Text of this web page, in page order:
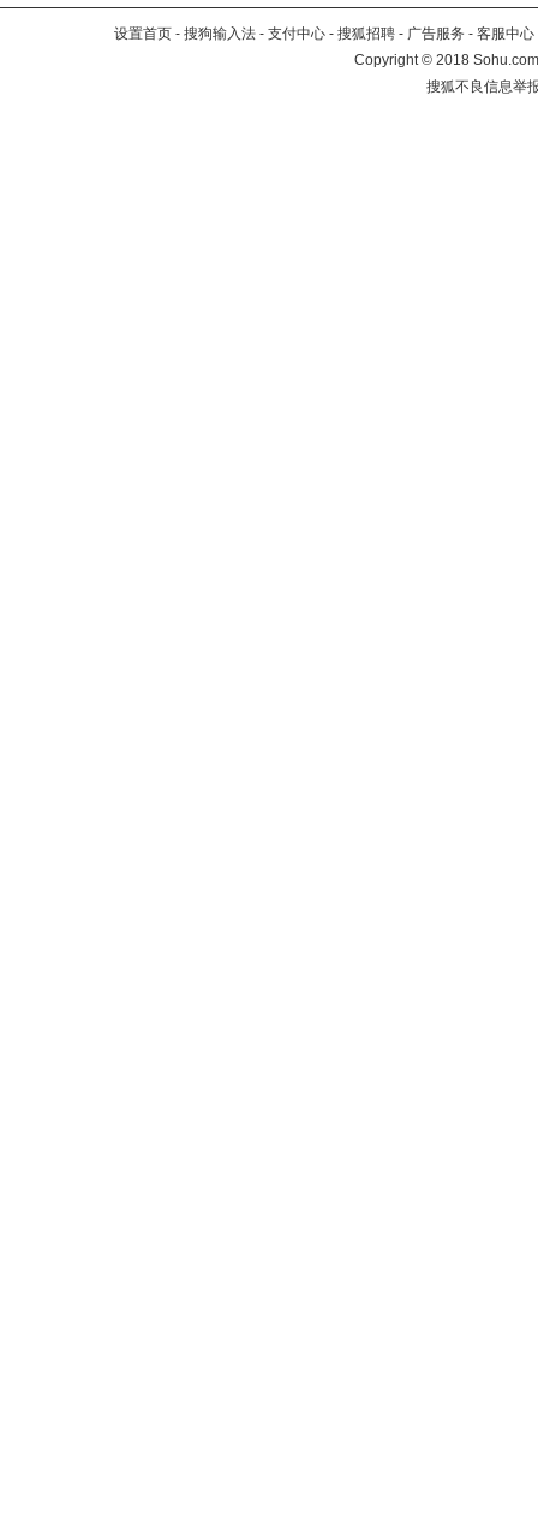
设置首页 - 搜狗输入法 - 支付中心 - 搜狐招聘 - 广告服务 - 客服中心
Copyright©2018
搜狐不良信息举